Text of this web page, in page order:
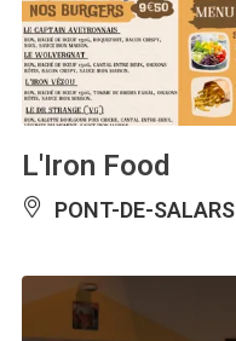
L'Iron Food
PONT-DE-SALARS